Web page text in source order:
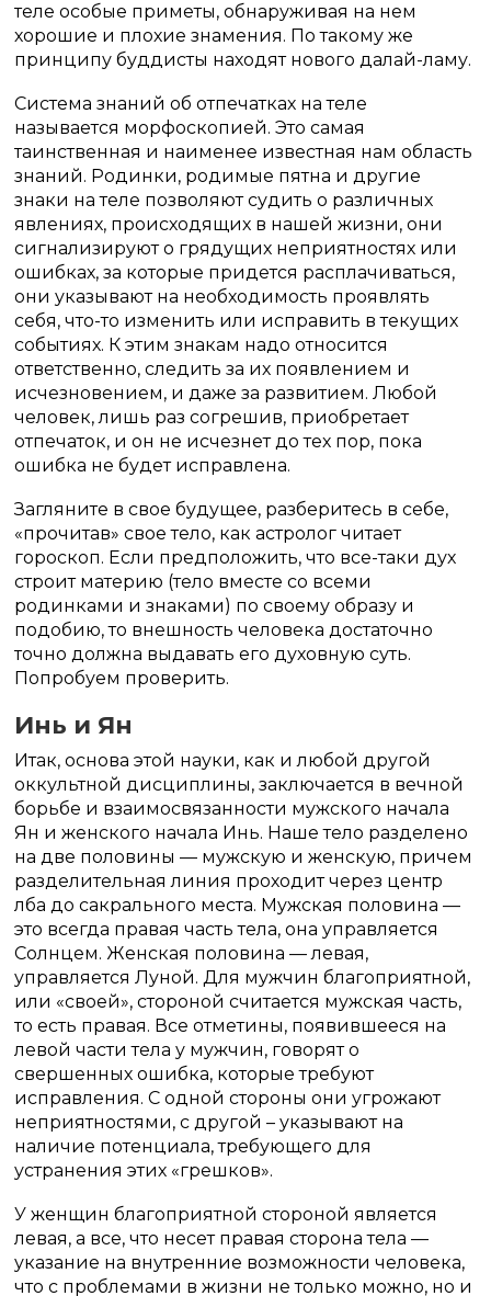
теле особые приметы, обнаруживая на нем
хорошие и плохие знамения. По такому же
принципу буддисты находят нового далай-ламу.
Система знаний об отпечатках на теле
называется морфоскопией. Это самая
таинственная и наименее известная нам область
знаний. Родинки, родимые пятна и другие
знаки на теле позволяют судить о различных
явлениях, происходящих в нашей жизни, они
сигнализируют о грядущих неприятностях или
ошибках, за которые придется расплачиваться,
они указывают на необходимость проявлять
себя, что-то изменить или исправить в текущих
событиях. К этим знакам надо относится
ответственно, следить за их появлением и
исчезновением, и даже за развитием. Любой
человек, лишь раз согрешив, приобретает
отпечаток, и он не исчезнет до тех пор, пока
ошибка не будет исправлена.
Загляните в свое будущее, разберитесь в себе,
«прочитав» свое тело, как астролог читает
гороскоп. Если предположить, что все-таки дух
строит материю (тело вместе со всеми
родинками и знаками) по своему образу и
подобию, то внешность человека достаточно
точно должна выдавать его духовную суть.
Попробуем проверить.
Инь и Ян
Итак, основа этой науки, как и любой другой
оккультной дисциплины, заключается в вечной
борьбе и взаимосвязанности мужского начала
Ян и женского начала Инь. Наше тело разделено
на две половины — мужскую и женскую, причем
разделительная линия проходит через центр
лба до сакрального места. Мужская половина —
это всегда правая часть тела, она управляется
Солнцем. Женская половина — левая,
управляется Луной. Для мужчин благоприятной,
или «своей», стороной считается мужская часть,
то есть правая. Все отметины, появившееся на
левой части тела у мужчин, говорят о
свершенных ошибка, которые требуют
исправления. С одной стороны они угрожают
неприятностями, с другой – указывают на
наличие потенциала, требующего для
устранения этих «грешков».
У женщин благоприятной стороной является
левая, а все, что несет правая сторона тела —
указание на внутренние возможности человека,
что с проблемами в жизни не только можно, но и